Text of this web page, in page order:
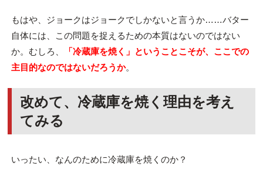
もはや、ジョークはジョークでしかないと言うか……バター
自体には、この問題を捉えるための本質はないのではない
か。むしろ、
「冷蔵庫を焼く」ということこそが、ここでの
主目的なのではないだろうか。
改めて、冷蔵庫を焼く理由を考え
てみる
いったい、なんのために冷蔵庫を焼くのか？